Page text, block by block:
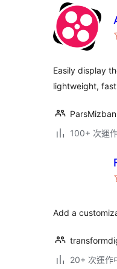
Easily display
lightweight,
ParsMizban
100+ 次運
Add a
20+ 次運作